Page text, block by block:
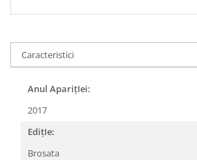
Caracteristici
Anul AparițIei:
2017
EdițIe:
Brosata